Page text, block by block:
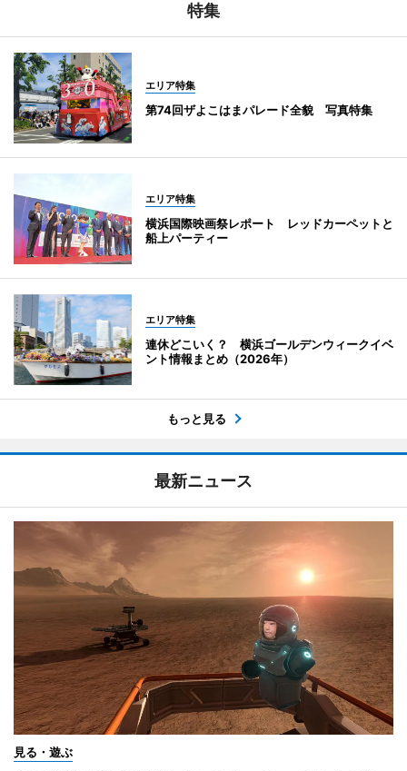
特集
エリア特集
第74回ザよこはまパレード全貌 写真特集
エリア特集
横浜国際映画祭レポート レッドカーペットと
船上パーティー
エリア特集
連休どこいく？ 横浜ゴールデンウィークイベ
ント情報まとめ（2026年）
もっと見る
最新ニュース
見る・遊ぶ